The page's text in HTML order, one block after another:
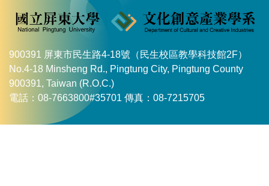
900391 屏東市民生路4-18號（民生校區教學科技館2F）
No.4-18 Minsheng Rd., Pingtung City, Pingtung County
900391, Taiwan (R.O.C.)
電話：08-7663800#35701 傳真：08-7215705